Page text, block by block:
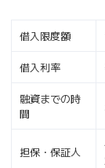
借入限度額
借入利率
融資までの時
間
担保・保証人